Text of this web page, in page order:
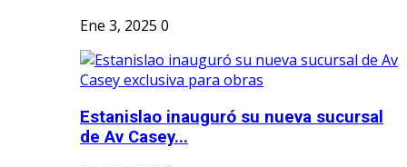
Ene 3, 2025 0
Estanislao inauguró su nueva sucursal
de Av Casey...